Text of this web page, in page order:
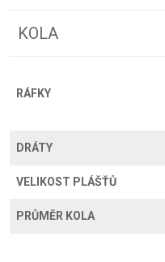
KOLA
RÁFKY
DRÁTY
VELIKOST PLÁŠŤŮ
PRŮMĚR KOLA